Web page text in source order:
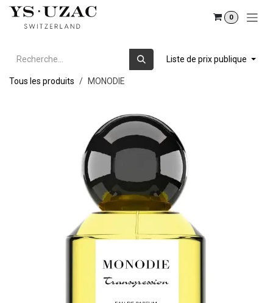
Se rendre au contenu
0
Liste de prix publique
Tous les produits MONODIE